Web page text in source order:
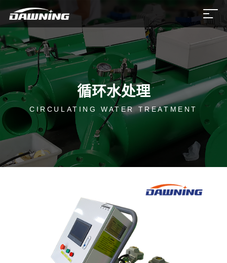
循环水处理
CIRCULATING WATER TREATMENT